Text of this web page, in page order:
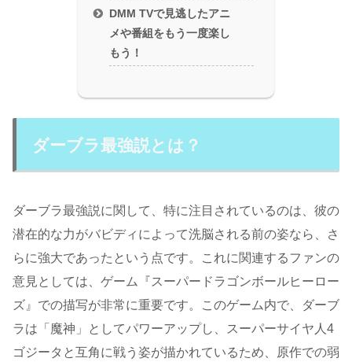
DMM TVで見逃したアニ
メや番組をもう一度楽し
もう！
ダーブラ最強説とは？
ダーブラ最強説に関して、特に注目されているのは、彼の
潜在的な力がバビディによって洗脳される前の姿なら、さ
らに強大であったという点です。これに関連するファンの
意見としては、ゲーム『スーパードラゴンボールヒーロー
ズ』での描写が非常に重要です。このゲーム内で、ダーブ
ラは「魔神」としてパワーアップし、スーパーサイヤ人4
ゴジータと互角に戦う姿が描かれているため、原作での弱